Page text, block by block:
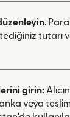
.
tutarı
girin:
veya